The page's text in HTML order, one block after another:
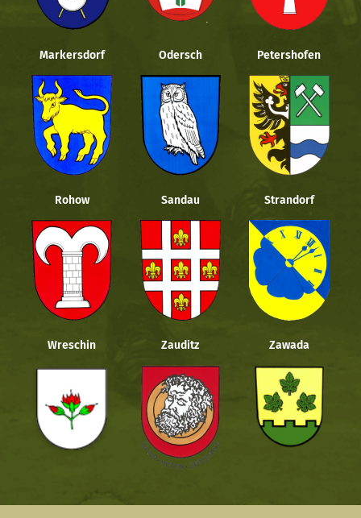
Markersdorf Odersch Petershofen
Rohow Sandau Strandorf
Wreschin Zauditz Zawada